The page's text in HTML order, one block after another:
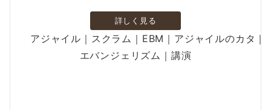
詳しく見る
アジャイル｜スクラム｜EBM｜アジャイルのカタ｜
エバンジェリズム｜講演